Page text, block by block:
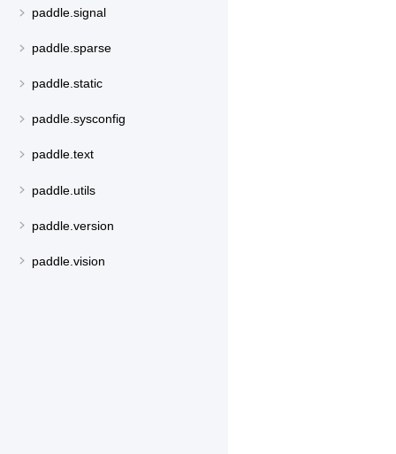
paddle.signal
paddle.sparse
paddle.static
paddle.sysconfig
paddle.text
paddle.utils
paddle.version
paddle.vision